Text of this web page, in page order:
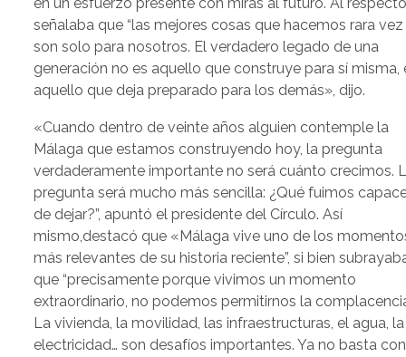
señalaba que “las mejores cosas que hacemos rara vez
son solo para nosotros. El verdadero legado de una
generación no es aquello que construye para sí misma,
aquello que deja preparado para los demás», dijo.
«Cuando dentro de veinte años alguien contemple la
Málaga que estamos construyendo hoy, la pregunta
verdaderamente importante no será cuánto crecimos.
pregunta será mucho más sencilla: ¿Qué fuimos
de dejar?”, apuntó el presidente del Círculo. Así
mismo,destacó que «Málaga vive uno de los
más relevantes de su historia reciente”, si bien
que “precisamente porque vivimos un momento
extraordinario, no podemos permitirnos la
La vivienda, la movilidad, las infraestructuras, el agua, la
electricidad… son desafíos importantes. Ya no basta con